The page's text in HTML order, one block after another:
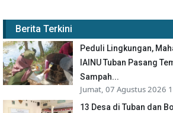
Berita Terkini
Peduli Lingkungan,
IAINU Tuban Pasang
Sampah...
Jumat, 07 Agustus 2026
13 Desa di Tuban dan